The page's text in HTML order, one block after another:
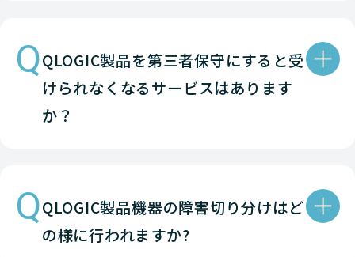
QQLOGIC製品を第三者保守にすると受
けられなくなるサービスはあります
か？
QQLOGIC製品機器の障害切り分けはど
の様に行われますか?